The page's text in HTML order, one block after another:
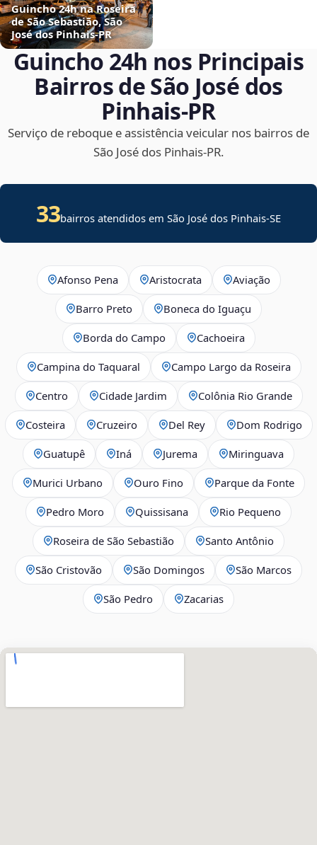
Guincho 24h na Roseira
de São Sebastião, São
José dos Pinhais‑PR
Guincho 24h nos Principais
Bairros de São José dos
Pinhais‑PR
Serviço de reboque e assistência veicular nos bairros de
São José dos Pinhais‑PR.
33bairros atendidos emSão José dos Pinhais-SE
Afonso Pena Aristocrata Aviação
Barro Preto Boneca do Iguaçu
Borda do Campo Cachoeira
Campina do Taquaral Campo Largo da Roseira
Centro Cidade Jardim Colônia Rio Grande
Costeira Cruzeiro Del Rey Dom Rodrigo
Guatupê Iná Jurema Miringuava
Murici Urbano Ouro Fino Parque da Fonte
Pedro Moro Quissisana Rio Pequeno
Roseira de São Sebastião Santo Antônio
São Cristovão São Domingos São Marcos
São Pedro Zacarias